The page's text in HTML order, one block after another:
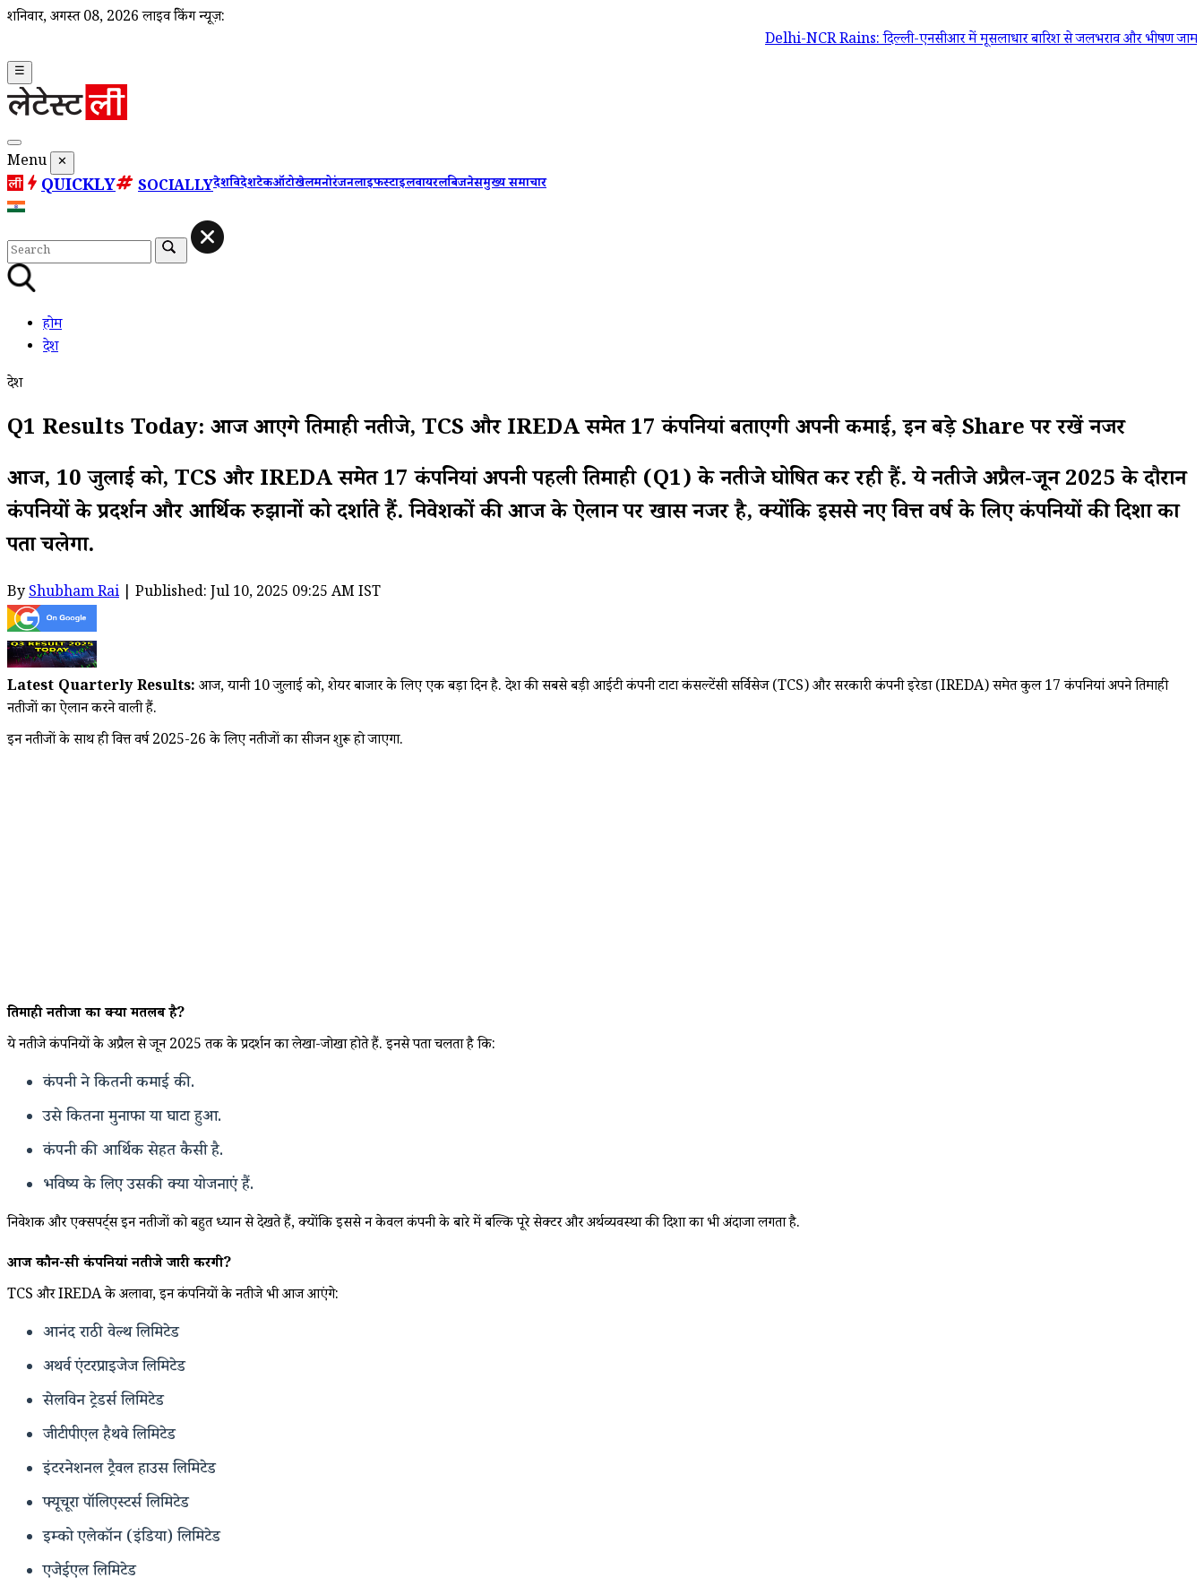
शनिवार, अगस्त 08, 2026 लाइव ब्रेकिंग न्यूज़:
Delhi-NCR Rains: दिल्ली-एनसीआर में मूसलाधार बारिश से जलभराव और भीषण जाम, IMD ने
☰
Menu ✕
QUICKLY SOCIALLYदेशविदेशटेकऑटोखेलमनोरंजनलाइफस्टाइलवायरलबिजनेसमुख्य समाचार
होम
देश
देश
Q1 Results Today: आज आएंगे तिमाही नतीजे, TCS और IREDA समेत 17 कंपनियां बताएंगी अपनी कमाई, इन बड़े Share पर रखें नजर
आज, 10 जुलाई को, TCS और IREDA समेत 17 कंपनियां अपनी पहली तिमाही (Q1) के नतीजे घोषित कर रही हैं. ये नतीजे अप्रैल-जून 2025 के दौरान
कंपनियों के प्रदर्शन और आर्थिक रुझानों को दर्शाते हैं. निवेशकों की आज के ऐलान पर खास नजर है, क्योंकि इससे नए वित्त वर्ष के लिए कंपनियों की दिशा का
पता चलेगा.
ByShubham Rai | Published: Jul 10, 2025 09:25 AM IST
Latest Quarterly Results: आज, यानी 10 जुलाई को, शेयर बाजार के लिए एक बड़ा दिन है. देश की सबसे बड़ी आईटी कंपनी टाटा कंसल्टेंसी सर्विसेज (TCS) और सरकारी कंपनी इरेडा (IREDA) समेत कुल 17 कंपनियां अपने तिमाही
नतीजों का ऐलान करने वाली हैं.
इन नतीजों के साथ ही वित्त वर्ष 2025-26 के लिए नतीजों का सीजन शुरू हो जाएगा.
तिमाही नतीजों का क्या मतलब है?
ये नतीजे कंपनियों के अप्रैल से जून 2025 तक के प्रदर्शन का लेखा-जोखा होते हैं. इनसे पता चलता है कि:
कंपनी ने कितनी कमाई की.
उसे कितना मुनाफा या घाटा हुआ.
कंपनी की आर्थिक सेहत कैसी है.
भविष्य के लिए उसकी क्या योजनाएं हैं.
निवेशक और एक्सपर्ट्स इन नतीजों को बहुत ध्यान से देखते हैं, क्योंकि इससे न केवल कंपनी के बारे में बल्कि पूरे सेक्टर और अर्थव्यवस्था की दिशा का भी अंदाजा लगता है.
आज कौन-सी कंपनियां नतीजे जारी करेंगी?
TCS और IREDA के अलावा, इन कंपनियों के नतीजे भी आज आएंगे:
आनंद राठी वेल्थ लिमिटेड
अथर्व एंटरप्राइजेज लिमिटेड
सेलविन ट्रेडर्स लिमिटेड
जीटीपीएल हैथवे लिमिटेड
इंटरनेशनल ट्रैवल हाउस लिमिटेड
फ्यूचूरा पॉलिएस्टर्स लिमिटेड
इम्को एलेकॉन (इंडिया) लिमिटेड
एजेईएल लिमिटेड